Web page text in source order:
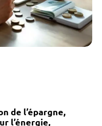
de l’épargne,
l’énergie,